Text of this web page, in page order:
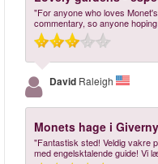
"For anyone who loves
commentary, so anyone
David Raleigh
Monets hage i Giverny
"Fantastisk sted! Veldig vakre
med engelsktalende guide! Vi